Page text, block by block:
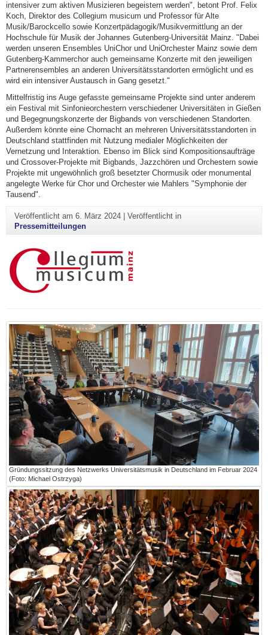
intensiver zum aktiven Musizieren begeistern werden", betont Prof. Felix
Koch, Direktor des Collegium musicum und Professor für Alte
Musik/Barockcello sowie Konzertpädagogik/Musikvermittlung an der
Hochschule für Musik der Johannes Gutenberg-Universität Mainz. "Dabei
werden unseren Ensembles UniChor und UniOrchester Mainz sowie dem
Gutenberg-Kammerchor auch gemeinsame Konzerte mit den jeweiligen
Partnerensembles an anderen Universitätsstandorten ermöglicht und es
wird ein intensiver Austausch in Gang gesetzt."
Mittelfristig ins Auge gefasste gemeinsame Projekte sind unter anderem
ein Festival mit Sinfonieorchestern verschiedener Universitäten in Gießen
und Begegnungskonzerte der Bigbands von verschiedenen Standorten.
Außerdem könnte eine Chornacht an mehreren Universitätsstandorten in
Deutschland stattfinden mit Nutzung medialer Möglichkeiten der
Vernetzung und Interaktion. Ebenso im Blick sind Kompositionsaufträge
und Crossover-Projekte mit Bigbands, Jazzchören und Orchestern sowie
Projekte mit ungewöhnlich groß besetzter Chormusik oder monumental
angelegte Werke für Chor und Orchester wie Mahlers "Symphonie der
Tausend".
Veröffentlicht am 6. März 2024| Veröffentlicht in
Pressemitteilungen
Gründungssitzung des Netzwerks Universitätsmusik in Deutschland im Februar 2024
(Foto: Michael Ostrzyga)